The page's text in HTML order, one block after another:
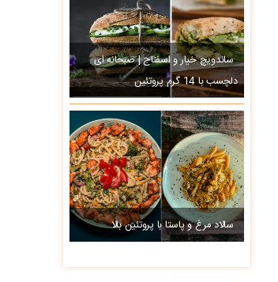
ساندویچ خیار و اسفناج | صبحانه ای
دلچسب با 14 گرم پروتئین
سالاد مرغ و پاستا با پروتئین بالا